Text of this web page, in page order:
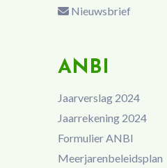
Nieuwsbrief
ANBI
Jaarverslag 2024
Jaarrekening 2024
Formulier ANBI
Meerjarenbeleidsplan